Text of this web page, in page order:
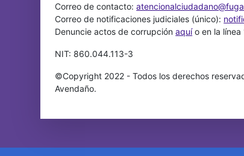
Correo de contacto:
Correo de notificaciones judiciales (único):
Denuncie actos de corrupciónaquío en la línea
NIT: 860.044.113-3
©Copyright 2022 - Todos los derechos
Avendaño.